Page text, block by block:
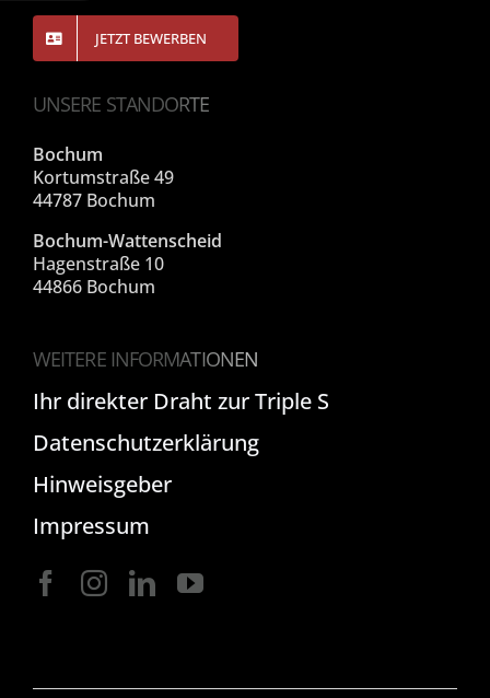
JETZT BEWERBEN
UNSERE STANDORTE
Bochum
Kortumstraße 49
44787 Bochum
Bochum-Wattenscheid
Hagenstraße 10
44866 Bochum
WEITERE INFORMATIONEN
Ihr direkter Draht zur Triple S
Datenschutzerklärung
Hinweisgeber
Impressum